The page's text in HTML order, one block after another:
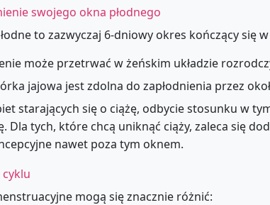
swojego okna płodnego
to zazwyczaj 6-dniowy okres kończący się
może przetrwać w żeńskim układzie
jajowa jest zdolna do zapłodnienia przez
starających się o ciążę, odbycie stosunku w
Dla tych, które chcą uniknąć ciąży, zaleca się
nawet poza tym oknem.
mogą się znacznie różnić: